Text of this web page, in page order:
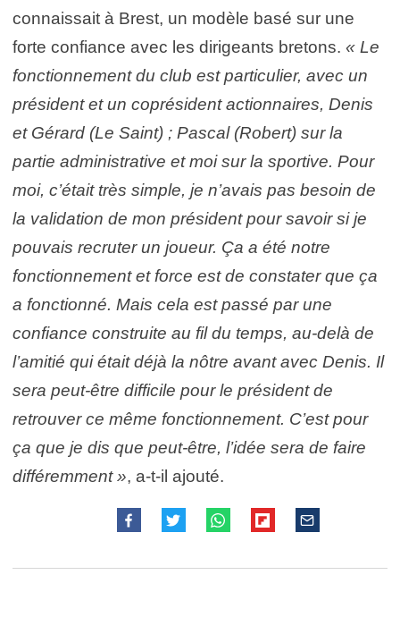
connaissait à Brest, un modèle basé sur une
forte confiance avec les dirigeants bretons. « Le
fonctionnement du club est particulier, avec un
président et un coprésident actionnaires, Denis
et Gérard (Le Saint) ; Pascal (Robert) sur la
partie administrative et moi sur la sportive. Pour
moi, c’était très simple, je n’avais pas besoin de
la validation de mon président pour savoir si je
pouvais recruter un joueur. Ça a été notre
fonctionnement et force est de constater que ça
a fonctionné. Mais cela est passé par une
confiance construite au fil du temps, au-delà de
l’amitié qui était déjà la nôtre avant avec Denis. Il
sera peut-être difficile pour le président de
retrouver ce même fonctionnement. C’est pour
ça que je dis que peut-être, l’idée sera de faire
différemment », a-t-il ajouté.